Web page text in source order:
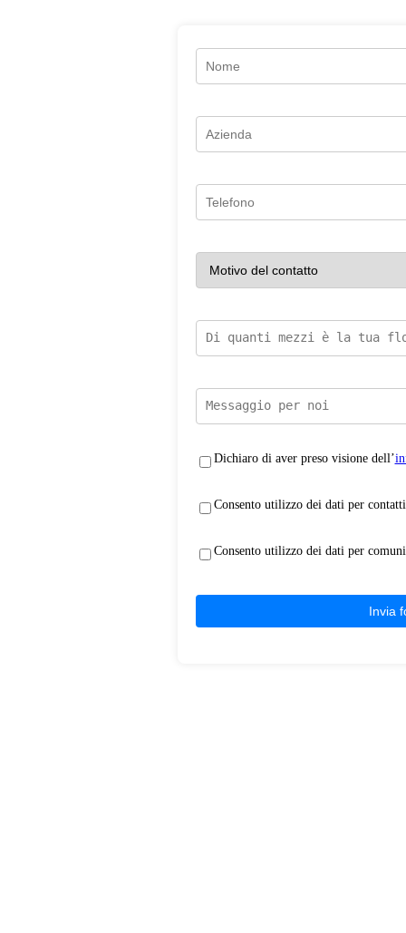
Dichiaro di aver preso visione dell’
Consento utilizzo dei dati per
Consento utilizzo dei dati per